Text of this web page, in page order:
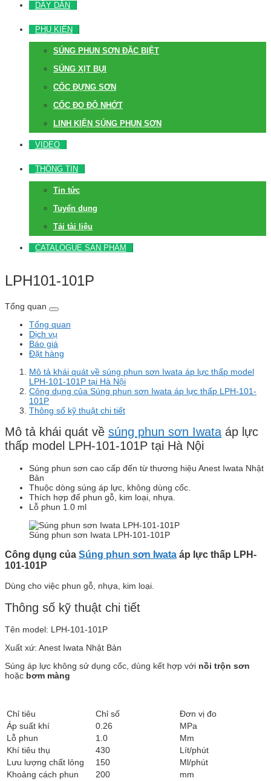
DÂY DẪN
PHỤ KIỆN
SÚNG PHUN SƠN ĐẶC BIỆT
SÚNG XỊT BỤI
CỐC ĐỰNG SƠN
CỐC ĐO ĐỘ NHỚT
LINH KIỆN SÚNG PHUN SƠN
VIDEO
THÔNG TIN
Tin tức
Tuyển dụng
Tải tài liệu
CATALOGUE SẢN PHẨM
LPH101-101P
Tổng quan
Tổng quan
Dịch vụ
Báo giá
Đặt hàng
Mô tả khái quát về súng phun sơn Iwata áp lực thấp model
LPH-101-101P tại Hà Nội
Công dụng của Súng phun sơn Iwata áp lực thấp LPH-101-
101P
Thông số kỹ thuật chi tiết
Mô tả khái quát về súng phun sơn Iwataáp lực
thấp model LPH-101-101P tại Hà Nội
Súng phun sơn cao cấp đến từ thương hiệu Anest Iwata Nhật
Bản
Thuộc dòng súng áp lực, không dùng cốc.
Thích hợp để phun gỗ, kim loại, nhựa.
Lỗ phun 1.0 ml
Súng phun sơn Iwata LPH-101-101P
Công dụng của Súng phun sơn Iwata áp lực thấp LPH-
101-101P
Dùng cho việc phun gỗ, nhựa, kim loại.
Thông số kỹ thuật chi tiết
Tên model: LPH-101-101P
Xuất xứ: Anest Iwata Nhật Bản
Súng áp lực không sử dụng cốc, dùng kết hợp với nồi trộn sơn
hoặc bơm màng
Chỉ tiêu Chỉ số
Đơn vị đo
Áp suất khí
0.26
MPa
Lỗ phun
1.0
Mm
Khí tiêu thụ
430
Lít/phút
Lưu lượng chất lỏng
150
Ml/phút
Khoảng cách phun
200
mm